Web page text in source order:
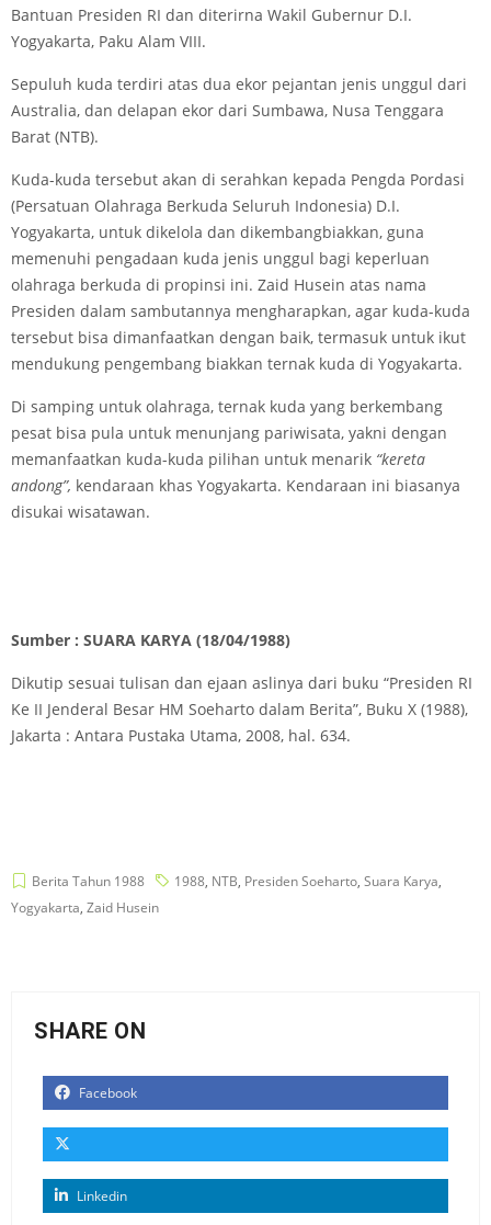
Bantuan Presiden RI dan diterirna Wakil Gubernur D.I.
Yogyakarta, Paku Alam VIII.
Sepuluh kuda terdiri atas dua ekor pejantan jenis unggul dari
Australia, dan delapan ekor dari Sumbawa, Nusa Tenggara
Barat (NTB).
Kuda-kuda tersebut akan di serahkan kepada Pengda Pordasi
(Persatuan Olahraga Berkuda Seluruh Indonesia) D.I.
Yogyakarta, untuk dikelola dan dikembangbiakkan, guna
memenuhi pengadaan kuda jenis unggul bagi keperluan
olahraga berkuda di propinsi ini. Zaid Husein atas nama
Presiden dalam sambutannya mengharapkan, agar kuda-kuda
tersebut bisa dimanfaatkan dengan baik, termasuk untuk ikut
mendukung pengembang biakkan ternak kuda di Yogyakarta.
Di samping untuk olahraga, ternak kuda yang berkembang
pesat bisa pula untuk menunjang pariwisata, yakni dengan
memanfaatkan kuda-kuda pilihan untuk menarik “kereta
andong”, kendaraan khas Yogyakarta. Kendaraan ini biasanya
disukai wisatawan.
Sumber : SUARA KARYA (18/04/1988)
Dikutip sesuai tulisan dan ejaan aslinya dari buku “Presiden RI
Ke II Jenderal Besar HM Soeharto dalam Berita”, Buku X (1988),
Jakarta : Antara Pustaka Utama, 2008, hal. 634.
Berita Tahun 1988 1988, NTB, Presiden Soeharto, Suara Karya,
Yogyakarta, Zaid Husein
SHARE ON
Facebook
Linkedin